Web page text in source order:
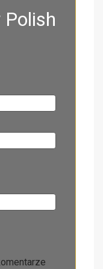
Polish